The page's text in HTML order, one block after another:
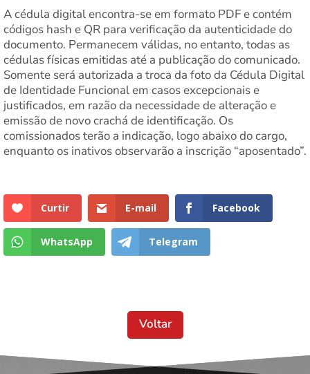
A cédula digital encontra-se em formato PDF e contém
códigos hash e QR para verificação da autenticidade do
documento. Permanecem válidas, no entanto, todas as
cédulas físicas emitidas até a publicação do comunicado.
Somente será autorizada a troca da foto da Cédula Digital
de Identidade Funcional em casos excepcionais e
justificados, em razão da necessidade de alteração e
emissão de novo crachá de identificação. Os
comissionados terão a indicação, logo abaixo do cargo,
enquanto os inativos observarão a inscrição “aposentado”.
Curtir E-mail Facebook
WhatsApp Telegram
Voltar